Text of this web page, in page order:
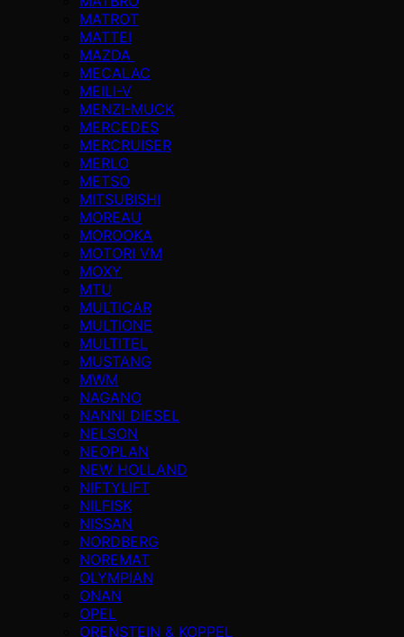
MATROT
MATTEI
MAZDA
MECALAC
MEILI-V
MENZI-MUCK
MERCEDES
MERCRUISER
MERLO
METSO
MITSUBISHI
MOREAU
MOROOKA
MOTORI VM
MOXY
MTU
MULTICAR
MULTIONE
MULTITEL
MUSTANG
MWM
NAGANO
NANNI DIESEL
NELSON
NEOPLAN
NEW HOLLAND
NIFTYLIFT
NILFISK
NISSAN
NORDBERG
NOREMAT
OLYMPIAN
ONAN
OPEL
ORENSTEIN & KOPPEL